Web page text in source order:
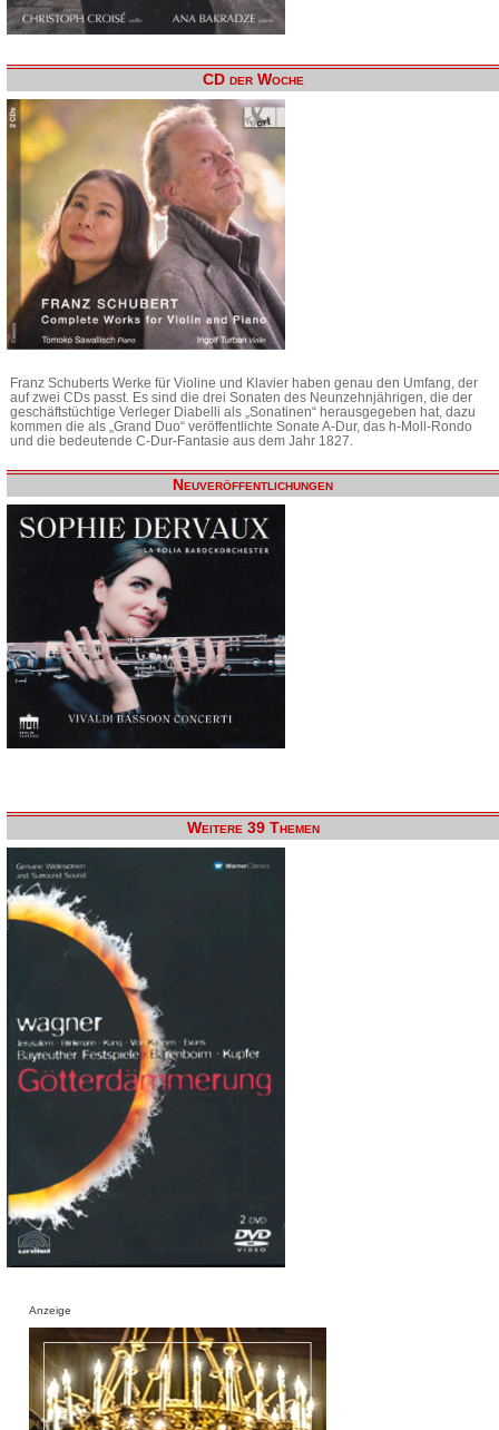
CD der Woche
Franz Schuberts Werke für Violine und Klavier haben genau den Umfang, der
auf zwei CDs passt. Es sind die drei Sonaten des Neunzehnjährigen, die der
geschäftstüchtige Verleger Diabelli als „Sonatinen“ herausgegeben hat, dazu
kommen die als „Grand Duo“ veröffentlichte Sonate A-Dur, das h-Moll-Rondo
und die bedeutende C-Dur-Fantasie aus dem Jahr 1827.
Neuveröffentlichungen
Weitere 39 Themen
Anzeige